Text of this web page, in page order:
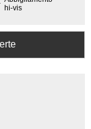
hi-vis